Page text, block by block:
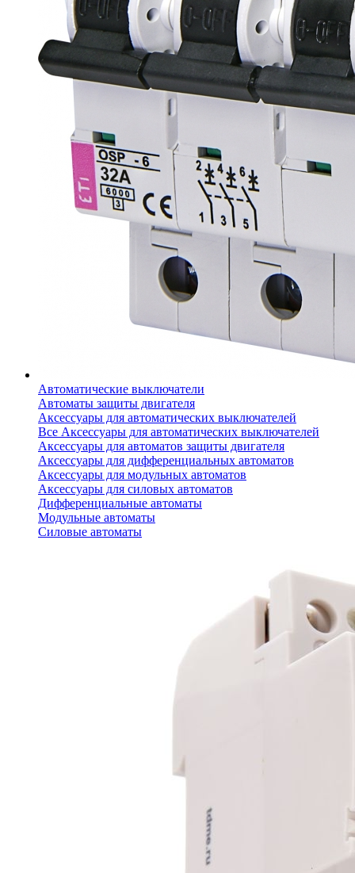
Автоматические выключатели
Автоматы защиты двигателя
Аксессуары для автоматических выключателей
Все Аксессуары для автоматических выключателей
Аксессуары для автоматов защиты двигателя
Аксессуары для дифференциальных автоматов
Аксессуары для модульных автоматов
Аксессуары для силовых автоматов
Дифференциальные автоматы
Модульные автоматы
Силовые автоматы